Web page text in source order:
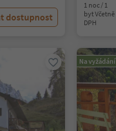
dostupnost
1 noc / 1
byt Včetně
DPH
Na vyžádání